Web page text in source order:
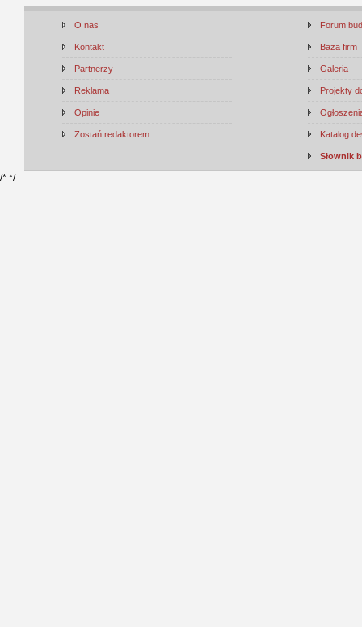
O nas
Kontakt
Partnerzy
Reklama
Opinie
Zostań redaktorem
Forum
Baza firm
Galeria
Projekty
Katalog
Słownik
/* */